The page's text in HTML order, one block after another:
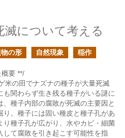
について考える
の形 自然現象 稲作
要 **/
米の田でナズナの種子が大量死滅
関わらず生き残る種子がいる謎に
種子内部の腐敗が死滅の主要因と
。種子には固い種皮と種子孔があ
り種子孔が広がり、水やカビ・細菌
して腐敗を引き起こす可能性を指